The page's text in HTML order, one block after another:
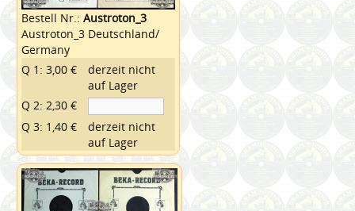
Bestell Nr.:Austroton_3
Austroton_3 Deutschland/
Germany
Q 1: 3,00 €
derzeit nicht
auf Lager
Q 2: 2,30 €
Q 3: 1,40 €
derzeit nicht
auf Lager